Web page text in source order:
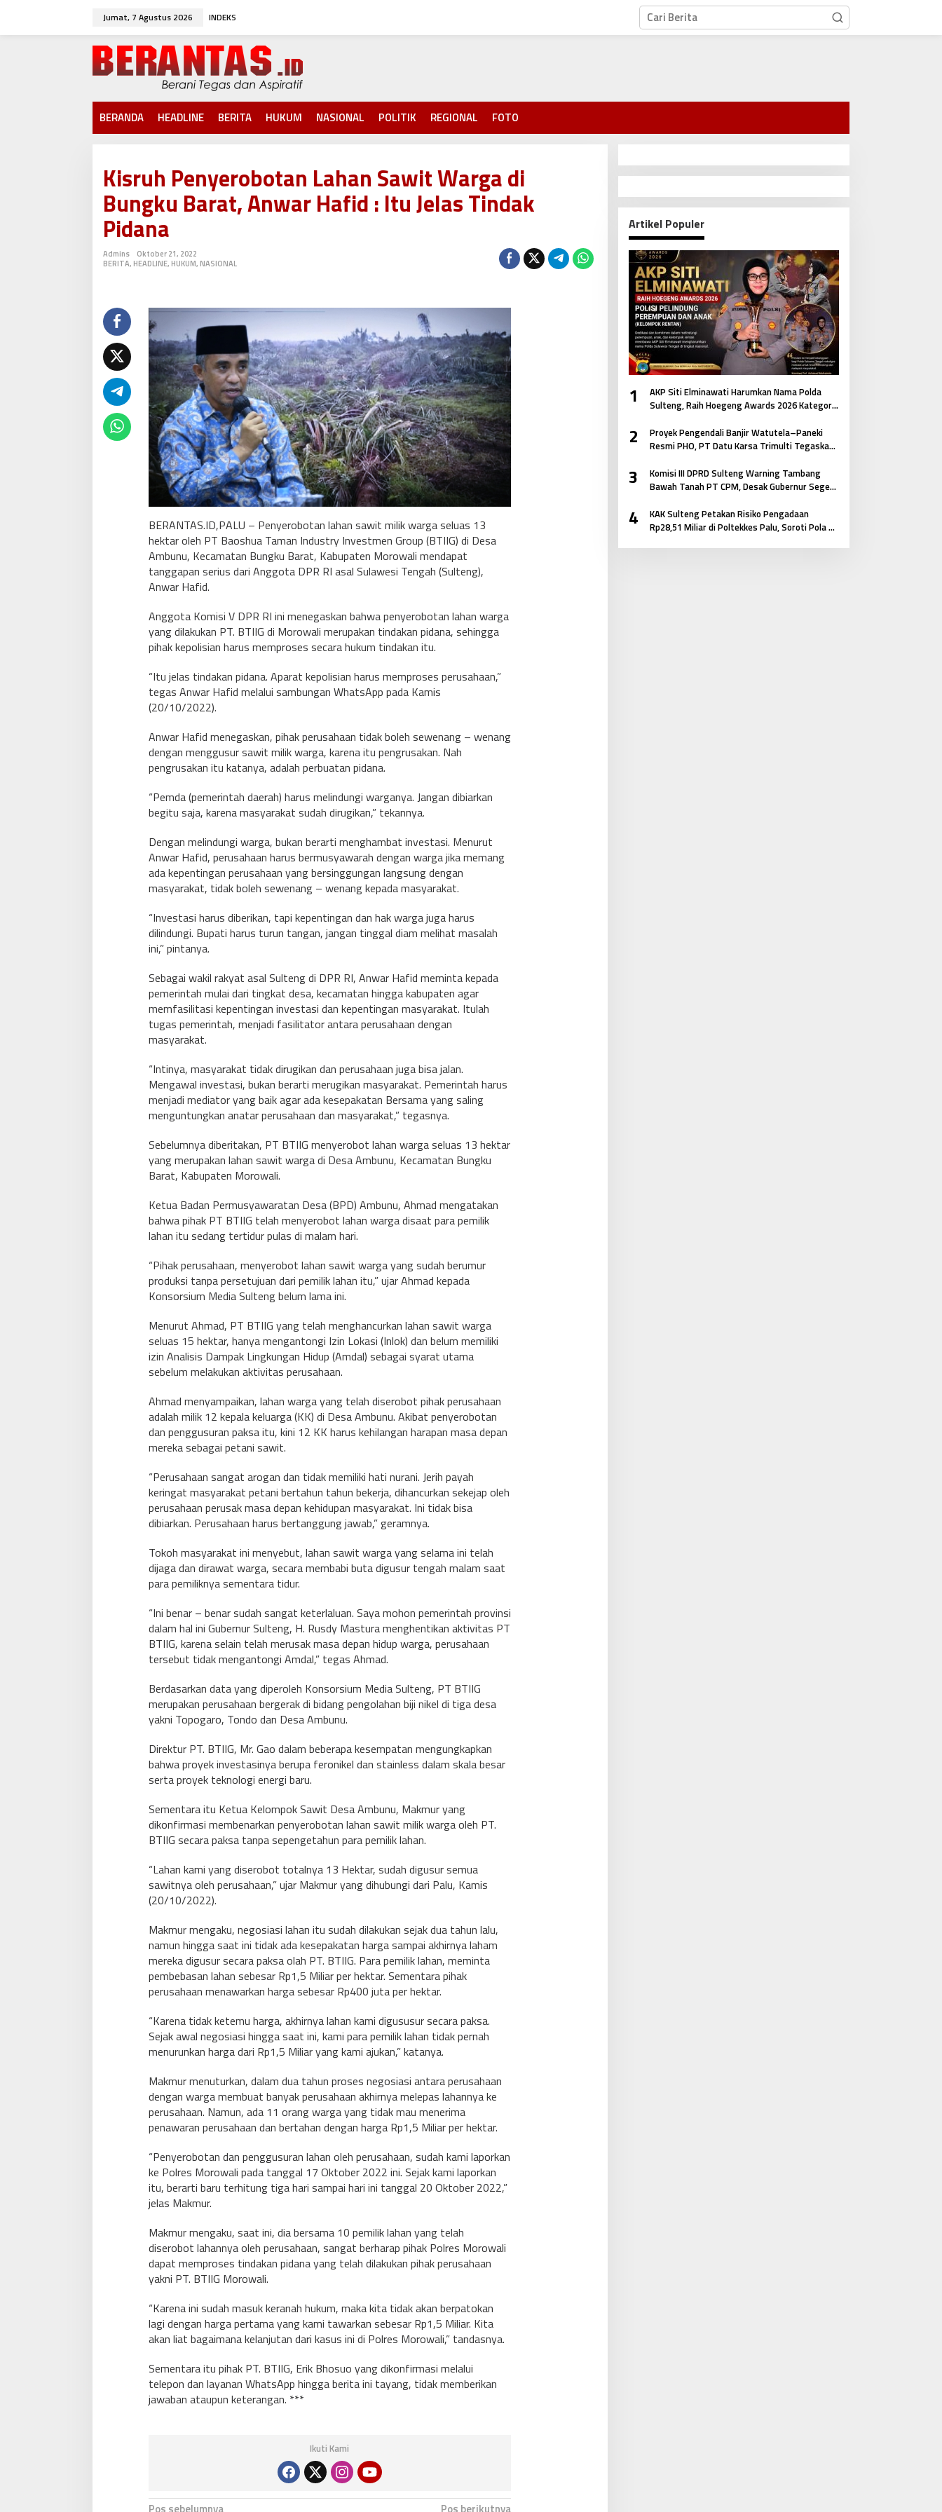
w
Jumat, 7 Agustus 2026 INDEKS
BERANDA HEADLINE BERITA HUKUM NASIONAL POLITIK REGIONAL FOTO
Kisruh Penyerobotan Lahan Sawit Warga di
Bungku Barat, Anwar Hafid : Itu Jelas Tindak
Pidana
Admins
Oktober 21, 2022
BERITA, HEADLINE, HUKUM, NASIONAL
BERANTAS.ID,PALU – Penyerobotan lahan sawit milik warga seluas 13
hektar oleh PT Baoshua Taman Industry Investmen Group (BTIIG) di Desa
Ambunu, Kecamatan Bungku Barat, Kabupaten Morowali mendapat
tanggapan serius dari Anggota DPR RI asal Sulawesi Tengah (Sulteng),
Anwar Hafid.
Anggota Komisi V DPR RI ini menegaskan bahwa penyerobotan lahan warga
yang dilakukan PT. BTIIG di Morowali merupakan tindakan pidana, sehingga
pihak kepolisian harus memproses secara hukum tindakan itu.
“Itu jelas tindakan pidana. Aparat kepolisian harus memproses perusahaan,”
tegas Anwar Hafid melalui sambungan WhatsApp pada Kamis
(20/10/2022).
Anwar Hafid menegaskan, pihak perusahaan tidak boleh sewenang – wenang
dengan menggusur sawit milik warga, karena itu pengrusakan. Nah
pengrusakan itu katanya, adalah perbuatan pidana.
“Pemda (pemerintah daerah) harus melindungi warganya. Jangan dibiarkan
begitu saja, karena masyarakat sudah dirugikan,” tekannya.
Dengan melindungi warga, bukan berarti menghambat investasi. Menurut
Anwar Hafid, perusahaan harus bermusyawarah dengan warga jika memang
ada kepentingan perusahaan yang bersinggungan langsung dengan
masyarakat, tidak boleh sewenang – wenang kepada masyarakat.
“Investasi harus diberikan, tapi kepentingan dan hak warga juga harus
dilindungi. Bupati harus turun tangan, jangan tinggal diam melihat masalah
ini,” pintanya.
Sebagai wakil rakyat asal Sulteng di DPR RI, Anwar Hafid meminta kepada
pemerintah mulai dari tingkat desa, kecamatan hingga kabupaten agar
memfasilitasi kepentingan investasi dan kepentingan masyarakat. Itulah
tugas pemerintah, menjadi fasilitator antara perusahaan dengan
masyarakat.
“Intinya, masyarakat tidak dirugikan dan perusahaan juga bisa jalan.
Mengawal investasi, bukan berarti merugikan masyarakat. Pemerintah harus
menjadi mediator yang baik agar ada kesepakatan Bersama yang saling
menguntungkan anatar perusahaan dan masyarakat,” tegasnya.
Sebelumnya diberitakan, PT BTIIG menyerobot lahan warga seluas 13 hektar
yang merupakan lahan sawit warga di Desa Ambunu, Kecamatan Bungku
Barat, Kabupaten Morowali.
Ketua Badan Permusyawaratan Desa (BPD) Ambunu, Ahmad mengatakan
bahwa pihak PT BTIIG telah menyerobot lahan warga disaat para pemilik
lahan itu sedang tertidur pulas di malam hari.
“Pihak perusahaan, menyerobot lahan sawit warga yang sudah berumur
produksi tanpa persetujuan dari pemilik lahan itu,” ujar Ahmad kepada
Konsorsium Media Sulteng belum lama ini.
Menurut Ahmad, PT BTIIG yang telah menghancurkan lahan sawit warga
seluas 15 hektar, hanya mengantongi Izin Lokasi (Inlok) dan belum memiliki
izin Analisis Dampak Lingkungan Hidup (Amdal) sebagai syarat utama
sebelum melakukan aktivitas perusahaan.
Ahmad menyampaikan, lahan warga yang telah diserobot pihak perusahaan
adalah milik 12 kepala keluarga (KK) di Desa Ambunu. Akibat penyerobotan
dan penggusuran paksa itu, kini 12 KK harus kehilangan harapan masa depan
mereka sebagai petani sawit.
“Perusahaan sangat arogan dan tidak memiliki hati nurani. Jerih payah
keringat masyarakat petani bertahun tahun bekerja, dihancurkan sekejap oleh
perusahaan perusak masa depan kehidupan masyarakat. Ini tidak bisa
dibiarkan. Perusahaan harus bertanggung jawab,” geramnya.
Tokoh masyarakat ini menyebut, lahan sawit warga yang selama ini telah
dijaga dan dirawat warga, secara membabi buta digusur tengah malam saat
para pemiliknya sementara tidur.
“Ini benar – benar sudah sangat keterlaluan. Saya mohon pemerintah provinsi
dalam hal ini Gubernur Sulteng, H. Rusdy Mastura menghentikan aktivitas PT
BTIIG, karena selain telah merusak masa depan hidup warga, perusahaan
tersebut tidak mengantongi Amdal,” tegas Ahmad.
Berdasarkan data yang diperoleh Konsorsium Media Sulteng, PT BTIIG
merupakan perusahaan bergerak di bidang pengolahan biji nikel di tiga desa
yakni Topogaro, Tondo dan Desa Ambunu.
Direktur PT. BTIIG, Mr. Gao dalam beberapa kesempatan mengungkapkan
bahwa proyek investasinya berupa feronikel dan stainless dalam skala besar
serta proyek teknologi energi baru.
Sementara itu Ketua Kelompok Sawit Desa Ambunu, Makmur yang
dikonfirmasi membenarkan penyerobotan lahan sawit milik warga oleh PT.
BTIIG secara paksa tanpa sepengetahun para pemilik lahan.
“Lahan kami yang diserobot totalnya 13 Hektar, sudah digusur semua
sawitnya oleh perusahaan,” ujar Makmur yang dihubungi dari Palu, Kamis
(20/10/2022).
Makmur mengaku, negosiasi lahan itu sudah dilakukan sejak dua tahun lalu,
namun hingga saat ini tidak ada kesepakatan harga sampai akhirnya laham
mereka digusur secara paksa olah PT. BTIIG. Para pemilik lahan, meminta
pembebasan lahan sebesar Rp1,5 Miliar per hektar. Sementara pihak
perusahaan menawarkan harga sebesar Rp400 juta per hektar.
“Karena tidak ketemu harga, akhirnya lahan kami digususur secara paksa.
Sejak awal negosiasi hingga saat ini, kami para pemilik lahan tidak pernah
menurunkan harga dari Rp1,5 Miliar yang kami ajukan,” katanya.
Makmur menuturkan, dalam dua tahun proses negosiasi antara perusahaan
dengan warga membuat banyak perusahaan akhirnya melepas lahannya ke
perusahaan. Namun, ada 11 orang warga yang tidak mau menerima
penawaran perusahaan dan bertahan dengan harga Rp1,5 Miliar per hektar.
“Penyerobotan dan penggusuran lahan oleh perusahaan, sudah kami laporkan
ke Polres Morowali pada tanggal 17 Oktober 2022 ini. Sejak kami laporkan
itu, berarti baru terhitung tiga hari sampai hari ini tanggal 20 Oktober 2022,”
jelas Makmur.
Makmur mengaku, saat ini, dia bersama 10 pemilik lahan yang telah
diserobot lahannya oleh perusahaan, sangat berharap pihak Polres Morowali
dapat memproses tindakan pidana yang telah dilakukan pihak perusahaan
yakni PT. BTIIG Morowali.
“Karena ini sudah masuk keranah hukum, maka kita tidak akan berpatokan
lagi dengan harga pertama yang kami tawarkan sebesar Rp1,5 Miliar. Kita
akan liat bagaimana kelanjutan dari kasus ini di Polres Morowali,” tandasnya.
Sementara itu pihak PT. BTIIG, Erik Bhosuo yang dikonfirmasi melalui
telepon dan layanan WhatsApp hingga berita ini tayang, tidak memberikan
jawaban ataupun keterangan. ***
Ikuti Kami
Pos sebelumnya Pos berikutnya
Artikel Populer
1
AKP Siti Elminawati Harumkan Nama Polda
Sulteng, Raih Hoegeng Awards 2026 Kategori
2
Proyek Pengendali Banjir Watutela–Paneki
Resmi PHO, PT Datu Karsa Trimulti Tegaskan
Masyarakat
3
Komisi III DPRD Sulteng Warning Tambang
Bawah Tanah PT CPM, Desak Gubernur Segera
4
KAK Sulteng Petakan Risiko Pengadaan
Rp28,51 Miliar di Poltekkes Palu, Soroti Pola E-